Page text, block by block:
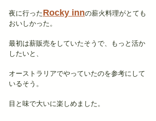
夜に行ったRocky innの薪火料理がとても
おいしかった。
最初は薪販売をしていたそうで、もっと活か
したいと、
オーストラリアでやっていたのを参考にして
いるそう。
目と味で大いに楽しめました。